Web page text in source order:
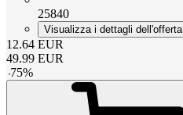
25840
Visualizza i dettagli dell'offerta
12.64 EUR
49.99 EUR
-75%